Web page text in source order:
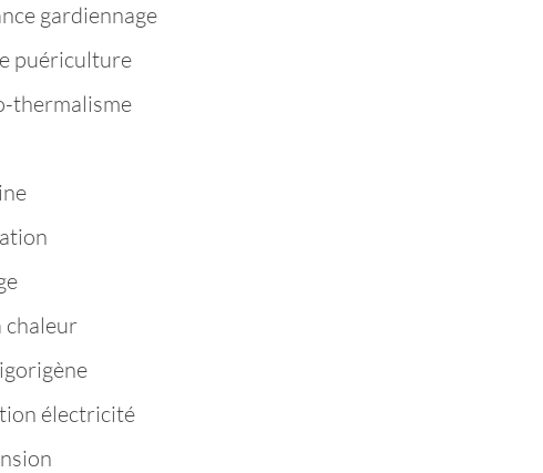
gardiennage
puériculture
thermalisme
chaleur
électricité